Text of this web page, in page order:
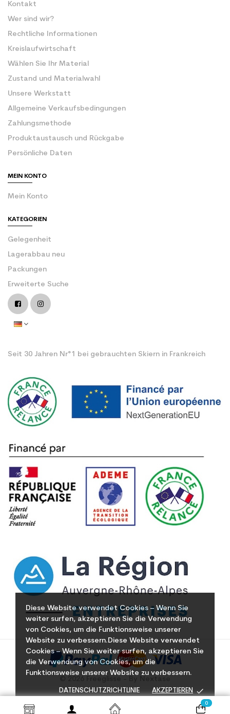
Diese Website verwendet Cookies – Wenn Sie
weiter surfen, akzeptieren Sie die Verwendung
von Cookies, um die Funktionsweise unserer
Website zu verbessern.Diese Website verwendet
Cookies – Wenn Sie weiter surfen, akzeptieren Sie
die Verwendung von Cookies, um die
Funktionsweise unserer Website zu verbessern.
DATENSCHUTZRICHTLINIE AKZEPTIEREN done
0
Kontakt
Wer sind wir?
Rechtliche Informationen
Kreislaufwirtschaft
Wählen Sie Ihr Material
Zustand und Materialwahl
Unsere Werkstatt
Allgemeine Verkaufsbedingungen
Zahlungsmethode
Produktaustausch und Rückgabe
Persönliche Daten
MEIN KONTO
Mein Konto
KATEGORIEN
Gelegenheit
Lagerabbau neu
Packungen
Erweiterte Suche
Seit 30 Jahren Nr°1 bei gebrauchten Skiern in Frankreich